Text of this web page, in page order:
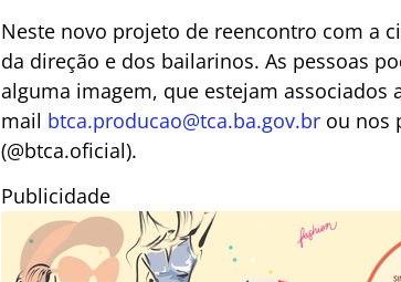
Neste novo projeto de reencontro com a
da direção e dos bailarinos. As pessoas
alguma imagem, que estejam associados
mail btca.producao@tca.ba.gov.br ou nos
(@btca.oficial).
Publicidade